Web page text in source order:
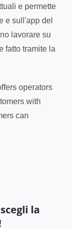
e permette
e sull'app del
lavorare su
fatto tramite la
operators
with
can
la